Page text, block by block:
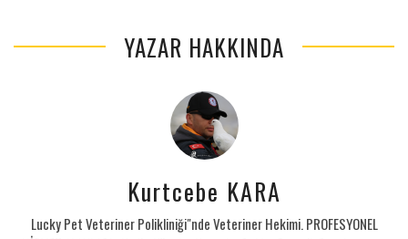
YAZAR HAKKINDA
Kurtcebe KARA
Lucky Pet Veteriner Polikliniği"nde Veteriner Hekimi. PROFESYONEL